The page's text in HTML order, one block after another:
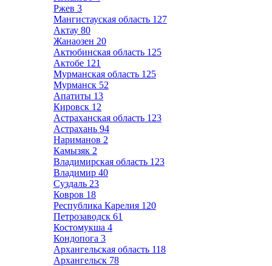
Ржев 3
Мангистауская область 127
Актау 80
Жанаозен 20
Актюбинская область 125
Актобе 121
Мурманская область 125
Мурманск 52
Апатиты 13
Кировск 12
Астраханская область 123
Астрахань 94
Нариманов 2
Камызяк 2
Владимирская область 123
Владимир 40
Суздаль 23
Ковров 18
Республика Карелия 120
Петрозаводск 61
Костомукша 4
Кондопога 3
Архангельская область 118
Архангельск 78